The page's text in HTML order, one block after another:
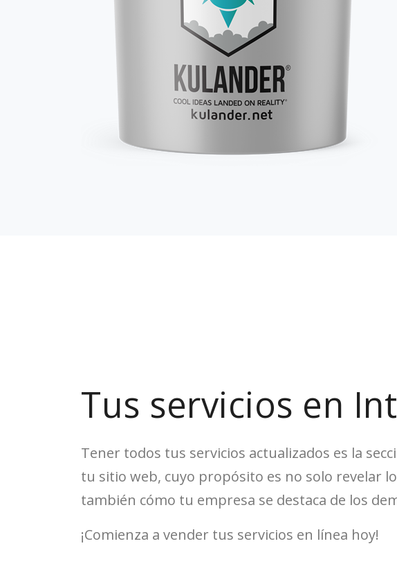
Tus servicios en
Tener todos tus servicios actualizados es la
tu sitio web, cuyo propósito es no solo revelar
también cómo tu empresa se destaca de los
¡Comienza a vender tus servicios en línea hoy!